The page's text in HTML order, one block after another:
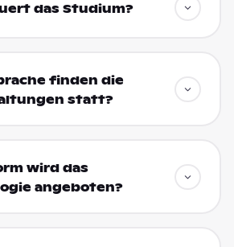
das Studium?
finden die
statt?
wird das
angeboten?